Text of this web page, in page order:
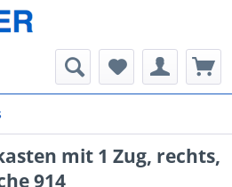
mit 1 Zug, rechts,
914